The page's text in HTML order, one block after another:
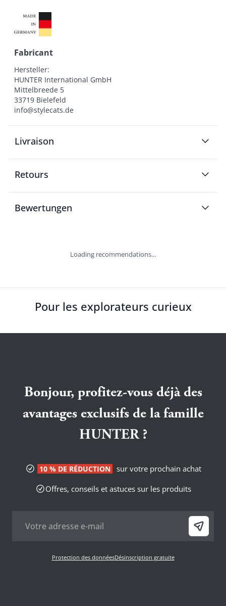
Fabricant
Hersteller:
HUNTER International GmbH
Mittelbreede 5
33719 Bielefeld
info@stylecats.de
Livraison
Retours
Bewertungen
Loading recommendations...
Pour les explorateurs curieux
Bonjour, profitez-vous déjà des
avantages exclusifs de la famille
HUNTER ?
10 % DE RÉDUCTION
sur votre prochain achat
Offres, conseils et astuces sur les produits
Protection des donnéesDésinscription gratuite